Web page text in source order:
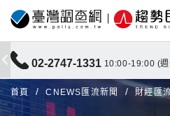
02-2747-1331 10:00-19:00 (
首頁 CNEWS匯流新聞 財經匯